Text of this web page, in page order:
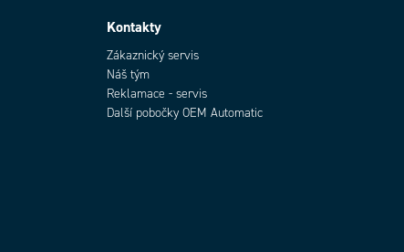
Kontakty
Zákaznický servis
Náš tým
Reklamace - servis
Další pobočky OEM Automatic